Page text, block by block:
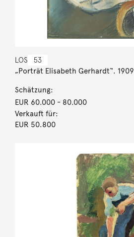
LOS 53
„Porträt Elisabeth Gerhardt“. 1909
Schätzung:
EUR 60.000- 80.000
Verkauft für:
EUR 50.800